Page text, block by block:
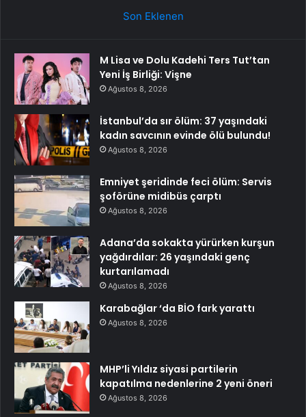
Son Eklenen
M Lisa ve Dolu Kadehi Ters Tut’tan
Yeni İş Birliği: Vişne
Ağustos 8, 2026
İstanbul’da sır ölüm: 37 yaşındaki
kadın savcının evinde ölü bulundu!
Ağustos 8, 2026
Emniyet şeridinde feci ölüm: Servis
şoförüne midibüs çarptı
Ağustos 8, 2026
Adana’da sokakta yürürken kurşun
yağdırdılar: 26 yaşındaki genç
kurtarılamadı
Ağustos 8, 2026
Karabağlar ‘da BİO fark yarattı
Ağustos 8, 2026
MHP’li Yıldız siyasi partilerin
kapatılma nedenlerine 2 yeni öneri
Ağustos 8, 2026